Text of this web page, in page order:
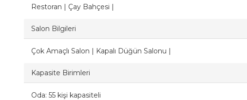
Restoran | Çay Bahçesi |
Salon Bilgileri
Çok Amaçlı Salon | Kapalı Düğün Salonu |
Kapasite Birimleri
Oda: 55 kişi kapasiteli